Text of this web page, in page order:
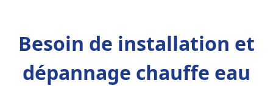
Besoin de installation et
dépannage chauffe eau